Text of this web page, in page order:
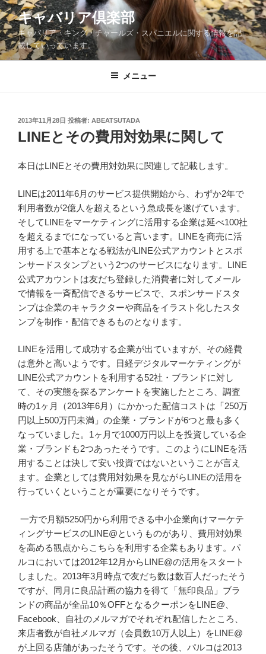
コ
ン
テ
ン
ツ
キャバリア倶楽部
キャバリア・キング・チャールズ・スパニエルに関する情報を記
載していっています。
メニュー
投
稿
日:
2013年11月28日 投稿者: ABEATSUTADA
LINEとその費用対効果に関して
本日はLINEとその費用対効果に関連して記載します。
LINEは2011年6月のサービス提供開始から、わずか2年で
利用者数が2億人を超えるという急成長を遂げています。
そしてLINEをマーケティングに活用する企業は延べ100社
を超えるまでになっていると言います。LINEを商売に活
用する上で基本となる戦法がLINE公式アカウントとスポ
ンサードスタンプという2つのサービスになります。LINE
公式アカウントは友だち登録した消費者に対してメール
で情報を一斉配信できるサービスで、スポンサードスタ
ンプは企業のキャラクターや商品をイラスト化したスタ
ンプを制作・配信できるものとなります。
LINEを活用して成功する企業が出ていますが、その経費
は意外と高いようです。日経デジタルマーケティングが
LINE公式アカウントを利用する52社・ブランドに対し
て、その実態を探るアンケートを実施したところ、調査
時の1ヶ月（2013年6月）にかかった配信コストは「250万
円以上500万円未満」の企業・ブランドが6つと最も多く
なっていました。1ヶ月で1000万円以上を投資している企
業・ブランドも2つあったそうです。このようにLINEを活
用することは決して安い投資ではないということが言え
ます。企業としては費用対効果を見ながらLINEの活用を
行っていくということが重要になりそうです。
一方で月額5250円から利用できる中小企業向けマーケテ
ィングサービスのLINE@というものがあり、費用対効果
を高める観点からこちらを利用する企業もあります。パ
ルコにおいては2012年12月からLINE@の活用をスタート
しました。2013年3月時点で友だち数は数百人だったそう
ですが、同月に良品計画の協力を得て「無印良品」ブラ
ンドの商品が全品10％OFFとなるクーポンをLINE@、
Facebook、自社のメルマガでそれぞれ配信したところ、
来店者数が自社メルマガ（会員数10万人以上）をLINE@
が上回る店舗があったそうです。その後、パルコは2013